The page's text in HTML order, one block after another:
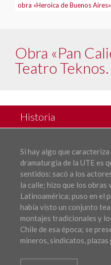
obra «Heroica de Buenos
Obra «Pan
Teatro
Historia
Si hay algo que
dramaturgia de la UTE es
sentidos: sacó a los
la calle; hizo que los
Latinoamérica; puso en el
había visto un conjunto
montajes tradicionales y
Chile de esa época; se
mineros, sindicatos,